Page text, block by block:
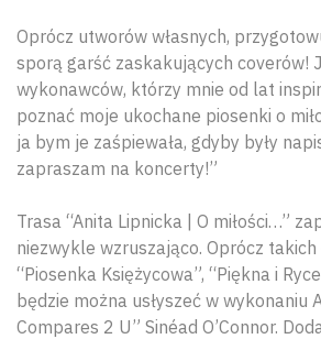
Oprócz utworów własnych,
sporą garść zaskakujących coverów!
wykonawców, którzy mnie od lat
poznać moje ukochane piosenki o
ja bym je zaśpiewała, gdyby były
zapraszam na koncerty!”
Trasa “Anita Lipnicka | O miłości…”
niezwykle wzruszająco. Oprócz
“Piosenka Księżycowa”, “Piękna i
będzie można usłyszeć w wykonaniu
Compares 2 U” Sinéad O’Connor.